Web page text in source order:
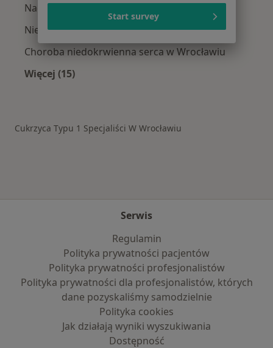
Nadciśnienie w Wrocławiu
Niewydolność serca w Wrocławiu
Choroba niedokrwienna serca w Wrocławiu
Więcej (15)
Cukrzyca Typu 1 Specjaliści W Wrocławiu
Serwis
Regulamin
Polityka prywatności pacjentów
Polityka prywatności profesjonalistów
Polityka prywatności dla profesjonalistów, których
dane pozyskaliśmy samodzielnie
Polityka cookies
Jak działają wyniki wyszukiwania
Dostępność
Start survey